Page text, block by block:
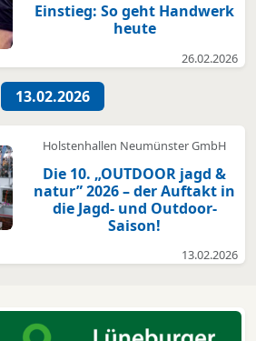
Einstieg: So geht Handwerk
heute
26.02.2026
13.02.2026
Holstenhallen Neumünster GmbH
Die 10. „OUTDOOR jagd &
natur” 2026 – der Auftakt in
die Jagd- und Outdoor-
Saison!
13.02.2026